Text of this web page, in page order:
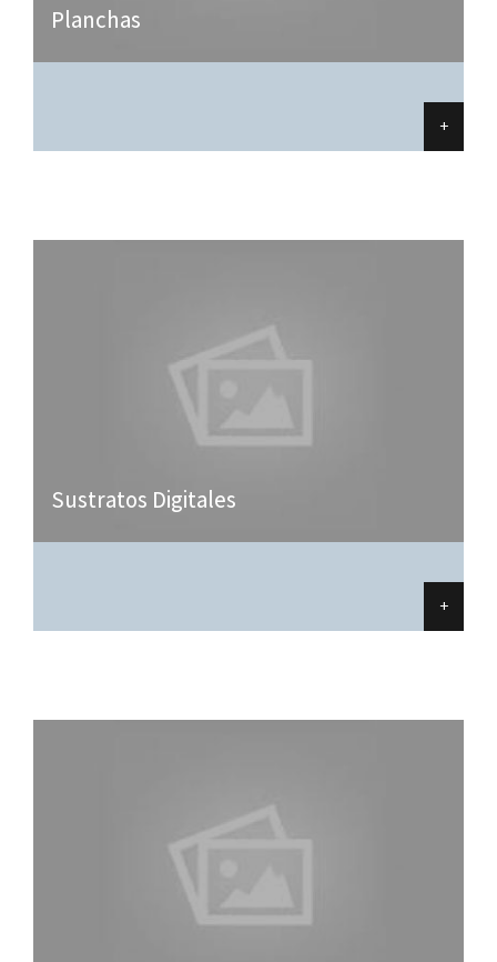
Planchas
+
Sustratos Digitales
+